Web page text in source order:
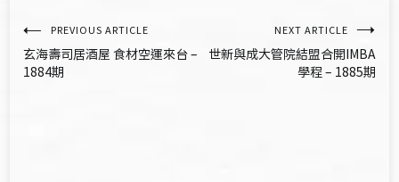
文
章
PREVIOUS ARTICLE
玄海壽司居酒屋 食材空運來台 –
1884期
NEXT ARTICLE
世新與成大管院結盟合開IMBA
學程 – 1885期